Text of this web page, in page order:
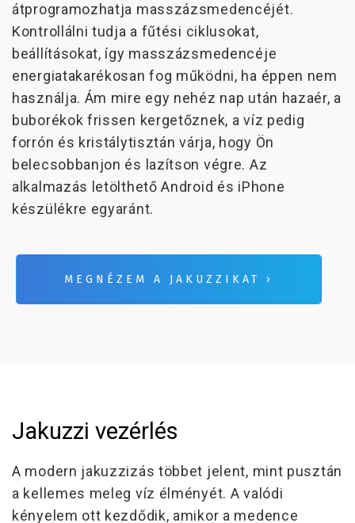
átprogramozhatja masszázsmedencéjét.
Kontrollálni tudja a fűtési ciklusokat,
beállításokat, így masszázsmedencéje
energiatakarékosan fog működni, ha éppen nem
használja. Ám mire egy nehéz nap után hazaér, a
buborékok frissen kergetőznek, a víz pedig
forrón és kristálytisztán várja, hogy Ön
belecsobbanjon és lazítson végre. Az
alkalmazás letölthető Android és iPhone
készülékre egyaránt.
MEGNÉZEM A JAKUZZIKAT ›
Jakuzzi vezérlés
A modern jakuzzizás többet jelent, mint pusztán
a kellemes meleg víz élményét. A valódi
kényelem ott kezdődik, amikor a medence